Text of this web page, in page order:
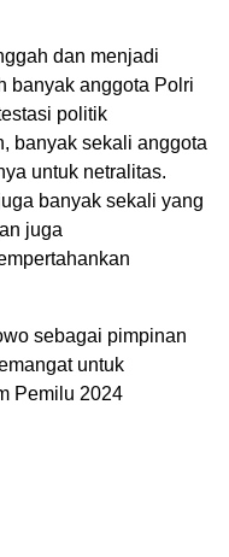
dan menjadi
banyak anggota Polri
politik
banyak sekali anggota
untuk netralitas.
banyak sekali yang
juga
sebagai pimpinan
untuk
Pemilu 2024